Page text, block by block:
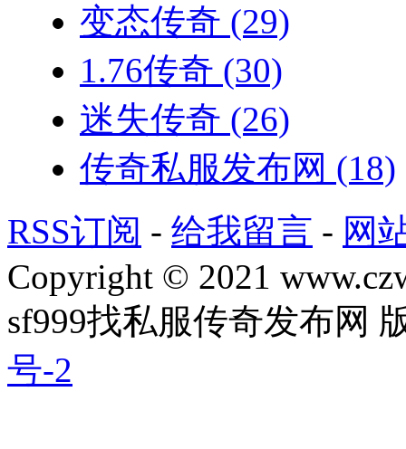
变态传奇 (29)
1.76传奇 (30)
迷失传奇 (26)
传奇私服发布网 (18)
RSS订阅 - 给我留言 - 网
Copyright © 2021
sf999找私服传奇发布网
号-2